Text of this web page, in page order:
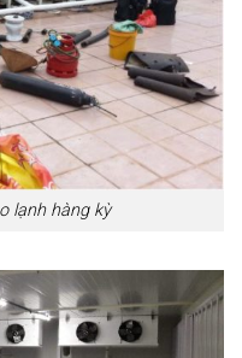
lạnh hàng kỳ